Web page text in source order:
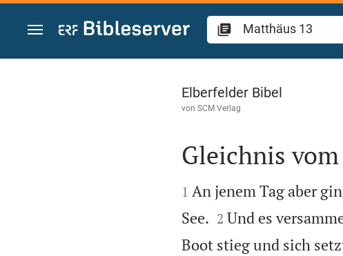
Zum Inhalt springen
Matthäus 13
Elberfelder Bibel
von SCM Verlag

Gleichnis

1 An jenem Tag aber
See.
2 Und es
Boot stieg und sich